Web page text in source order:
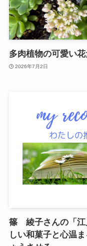
多肉植物の可愛い
2026年7月2日
篠 綾子さんの「
しい和菓子と心温